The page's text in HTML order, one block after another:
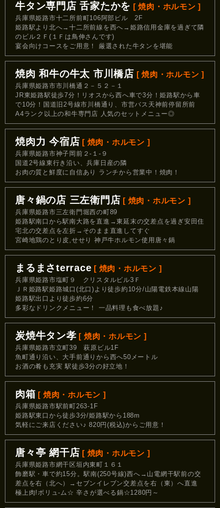
牛タン専門店 舌家たかを [ 焼肉・ホルモン ]
兵庫県姫路市十二所前町106阿部ビル 2F
姫路駅より北へ→十二所前線を西へ→姫路信用金庫を過ぎて隣
のビル２Ｆ(１Ｆは鳥伸さんです)
宴会向けコースをご用意！ 厳選された牛タンを堪能
焼肉 和牛の牛太 市川橋店 [ 焼肉・ホルモン ]
兵庫県姫路市市川橋通２－５２－１
JR東姫路駅徒歩7分！リオスから西へ車で3分！姫路駅から車
で10分！国道旧2号線市川橋通り、市営バス天神前停留所前
A4ランク以上の和牛専門店 人気のセットメニュー◎
焼肉力 今宿店 [ 焼肉・ホルモン ]
兵庫県姫路市神子岡前２-１-９
国道2号線東行き沿い、兵庫日産の隣
お肉の質と鮮度に自信あり ランチから営業中！焼肉！
唐々鍋の店 三左衛門店 [ 焼肉・ホルモン ]
兵庫県姫路市三左衛門堀西の町89
姫路駅南口から駅南大路を直進→東延末の交差点を過ぎ安田住
宅北の交差点を左折→そのまま直進してすぐ
宮崎地鶏のとり皮,せせり 神戸牛ホルモン使用唐々鍋
まるまさterrace [ 焼肉・ホルモン ]
兵庫県姫路市塩町９ クリスタルビル3Ｆ
ＪＲ姫路駅姫路城口(北口)より徒歩約10分/山陽電鉄本線山陽
姫路駅出口より徒歩約6分
多彩なドリンクメニュー！ 一品料理も食べ放題♪
炭焼牛タン孝 [ 焼肉・ホルモン ]
兵庫県姫路市立町39 萩原ビル1F
魚町通り沿い、大手前通りから西へ50メートル
お酒の肴も充実 駅徒歩3分の好立地！
肉箱 [ 焼肉・ホルモン ]
兵庫県姫路市駅前町263-1F
姫路駅東口から徒歩3分/姫路駅から188m
気軽にご来店ください♪ 820円(税込)からご用意！
唐々亭 網干店 [ 焼肉・ホルモン ]
兵庫県姫路市網干区垣内東町１６１
飾磨駅・車で約15分。駅南(250号線)西へ→山電網干駅前の交
差点を右（北へ）→セブンイレブン交差点を右（東）へ直進
極上肉!ボリュ-ム☆ 辛さが選べる鍋☆1280円～